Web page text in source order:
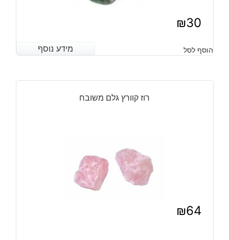
₪30
מידע נוסף הוסף לסל מידע נוסף
רוז קוורץ גלם משובח
₪64